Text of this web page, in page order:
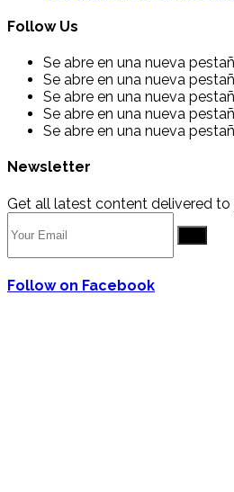
Follow Us
Se abre en una nueva
Se abre en una nueva
Se abre en una nueva
Se abre en una nueva
Se abre en una nueva
Newsletter
Get all latest content delivered to
Follow on Facebook